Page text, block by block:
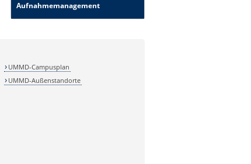
Aufnahmemanagement
UMMD-Campusplan
UMMD-Außenstandorte